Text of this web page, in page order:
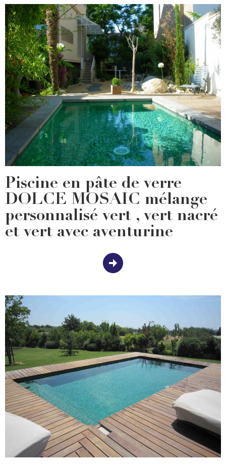
Piscine en pâte de verre
DOLCE MOSAIC mélange
personnalisé vert , vert nacré
et vert avec aventurine